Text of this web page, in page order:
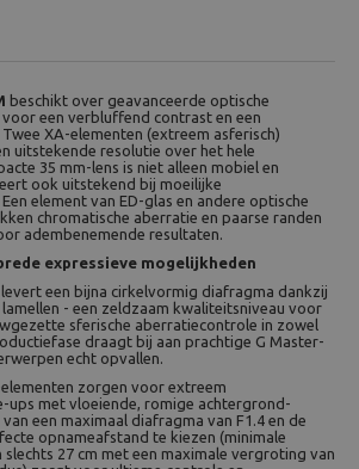
beschikt over geavanceerde optische
een verbluffend contrast en een
XA-elementen (extreem asferisch)
uitstekende resolutie over het hele
35 mm-lens is niet alleen mobiel en
ook uitstekend bij moeilijke
element van ED-glas en andere optische
chromatische aberratie en paarse randen
adembenemende resultaten.
expressieve mogelijkheden
levert een bijna cirkelvormig diafragma dankzij
- een zeldzaam kwaliteitsniveau voor
sferische aberratiecontrole in zowel
draagt bij aan prachtige G Master-
echt opvallen.
zorgen voor extreem
ups met vloeiende, romige achtergrond-
een maximaal diafragma van F1.4 en de
opnameafstand te kiezen (minimale
27 cm met een maximale vergroting van